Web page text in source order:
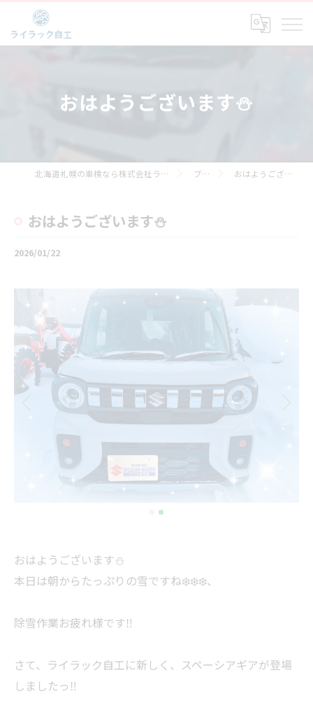
おはようございます⛄️
北海道札幌の車検なら株式会社ライラック自工 ブログ おはようございます⛄️
おはようございます⛄️
2026/01/22
おはようございます⛄️
本日は朝からたっぷりの雪ですね❄️❄️❄️、
除雪作業お疲れ様です‼️
さて、ライラック自工に新しく、スペーシアギアが登場
しましたっ‼️